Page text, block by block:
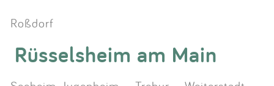
Roßdorf
Rüsselsheim am Main